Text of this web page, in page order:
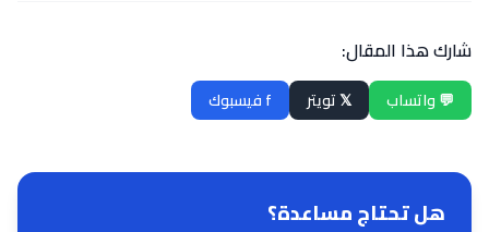
شارك هذا المقال:
💬 واتساب 𝕏 تويتر f فيسبوك
هل تحتاج مساعدة؟